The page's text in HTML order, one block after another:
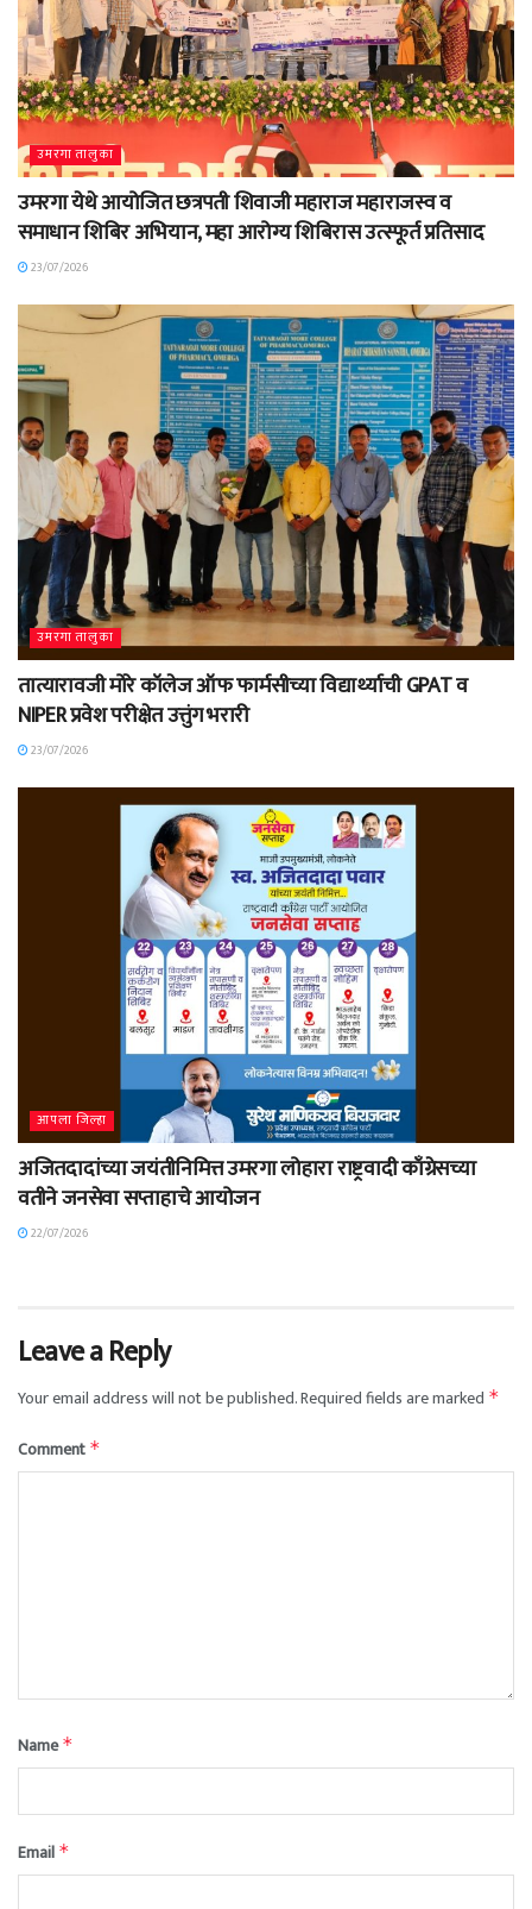
उमरगा तालुका
उमरगा येथे आयोजित छत्रपती शिवाजी महाराज महाराजस्व व
समाधान शिबिर अभियान, महा आरोग्य शिबिरास उत्स्फूर्त प्रतिसाद
23/07/2026
उमरगा तालुका
तात्यारावजी मोरे कॉलेज ऑफ फार्मसीच्या विद्यार्थ्याची GPAT व
NIPER प्रवेश परीक्षेत उत्तुंग भरारी
23/07/2026
आपला जिल्हा
अजितदादांच्या जयंतीनिमित्त उमरगा लोहारा राष्ट्रवादी काँग्रेसच्या
वतीने जनसेवा सप्ताहाचे आयोजन
22/07/2026
Leave a Reply
Your email address will not be published.Required fields are marked *
Comment *
Name*
Email *